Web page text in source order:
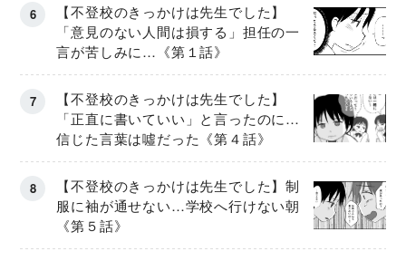
【不登校のきっかけは先生でした】
「意見のない人間は損する」担任の一
言が苦しみに…《第１話》
【不登校のきっかけは先生でした】
「正直に書いていい」と言ったのに…
信じた言葉は噓だった《第４話》
【不登校のきっかけは先生でした】制
服に袖が通せない…学校へ行けない朝
《第５話》